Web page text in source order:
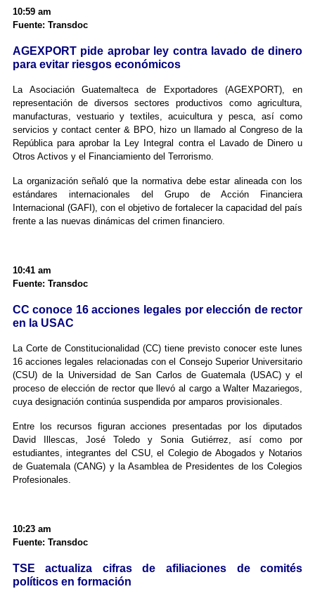
10:59 am
Fuente: Transdoc
AGEXPORT pide aprobar ley contra lavado de dinero
para evitar riesgos económicos
La Asociación Guatemalteca de Exportadores (AGEXPORT), en
representación de diversos sectores productivos como agricultura,
manufacturas, vestuario y textiles, acuicultura y pesca, así como
servicios y contact center & BPO, hizo un llamado al Congreso de la
República para aprobar la Ley Integral contra el Lavado de Dinero u
Otros Activos y el Financiamiento del Terrorismo.
La organización señaló que la normativa debe estar alineada con los
estándares internacionales del Grupo de Acción Financiera
Internacional (GAFI), con el objetivo de fortalecer la capacidad del país
frente a las nuevas dinámicas del crimen financiero.
10:41 am
Fuente: Transdoc
CC conoce 16 acciones legales por elección de rector
en la USAC
La Corte de Constitucionalidad (CC) tiene previsto conocer este lunes
16 acciones legales relacionadas con el Consejo Superior Universitario
(CSU) de la Universidad de San Carlos de Guatemala (USAC) y el
proceso de elección de rector que llevó al cargo a Walter Mazariegos,
cuya designación continúa suspendida por amparos provisionales.
Entre los recursos figuran acciones presentadas por los diputados
David Illescas, José Toledo y Sonia Gutiérrez, así como por
estudiantes, integrantes del CSU, el Colegio de Abogados y Notarios
de Guatemala (CANG) y la Asamblea de Presidentes de los Colegios
Profesionales.
10:23 am
Fuente: Transdoc
TSE actualiza cifras de afiliaciones de comités
políticos en formación